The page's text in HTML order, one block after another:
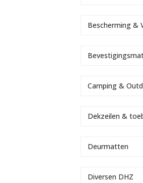
Bescherming &
Camping &
Dekzeilen &
Deurmatten
Diversen DHZ